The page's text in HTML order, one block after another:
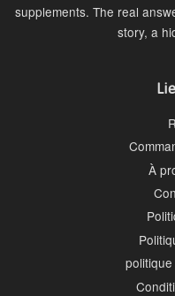
supplements. The real
story, a
À